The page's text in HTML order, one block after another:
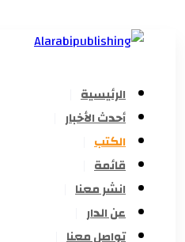
الرئيسية
أحدث الأخبار
الكتب
قائمة
انشر معنا
عن الدار
تواصل معنا